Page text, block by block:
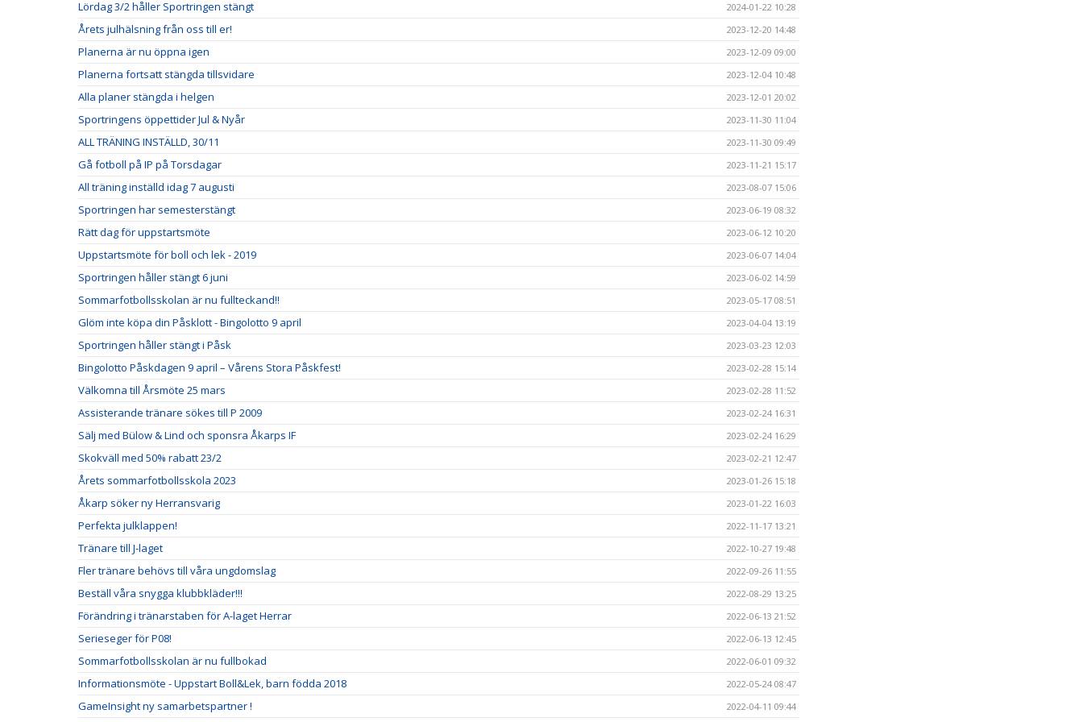
Lördag 3/2 håller Sportringen stängt 2024-01-22 10:28
Årets julhälsning från oss till er! 2023-12-20 14:48
Planerna är nu öppna igen 2023-12-09 09:00
Planerna fortsatt stängda tillsvidare 2023-12-04 10:48
Alla planer stängda i helgen 2023-12-01 20:02
Sportringens öppettider Jul & Nyår 2023-11-30 11:04
ALL TRÄNING INSTÄLLD, 30/11 2023-11-30 09:49
Gå fotboll på IP på Torsdagar 2023-11-21 15:17
All träning inställd idag 7 augusti 2023-08-07 15:06
Sportringen har semesterstängt 2023-06-19 08:32
Rätt dag för uppstartsmöte 2023-06-12 10:20
Uppstartsmöte för boll och lek - 2019 2023-06-07 14:04
Sportringen håller stängt 6 juni 2023-06-02 14:59
Sommarfotbollsskolan är nu fullteckand!! 2023-05-17 08:51
Glöm inte köpa din Påsklott - Bingolotto 9 april 2023-04-04 13:19
Sportringen håller stängt i Påsk 2023-03-23 12:03
Bingolotto Påskdagen 9 april – Vårens Stora Påskfest! 2023-02-28 15:14
Välkomna till Årsmöte 25 mars 2023-02-28 11:52
Assisterande tränare sökes till P 2009 2023-02-24 16:31
Sälj med Bülow & Lind och sponsra Åkarps IF 2023-02-24 16:29
Skokväll med 50% rabatt 23/2 2023-02-21 12:47
Årets sommarfotbollsskola 2023 2023-01-26 15:18
Åkarp söker ny Herransvarig 2023-01-22 16:03
Perfekta julklappen! 2022-11-17 13:21
Tränare till J-laget 2022-10-27 19:48
Fler tränare behövs till våra ungdomslag 2022-09-26 11:55
Beställ våra snygga klubbkläder!!! 2022-08-29 13:25
Förändring i tränarstaben för A-laget Herrar 2022-06-13 21:52
Serieseger för P08! 2022-06-13 12:45
Sommarfotbollsskolan är nu fullbokad 2022-06-01 09:32
Informationsmöte - Uppstart Boll&Lek, barn födda 2018 2022-05-24 08:47
GameInsight ny samarbetspartner ! 2022-04-11 09:44